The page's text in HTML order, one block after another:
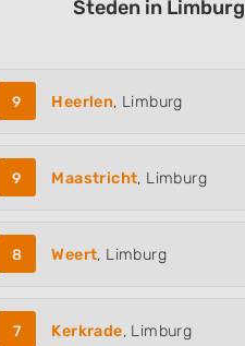
Steden in Limburg
9 Heerlen, Limburg
9 Maastricht, Limburg
8 Weert, Limburg
7 Kerkrade, Limburg